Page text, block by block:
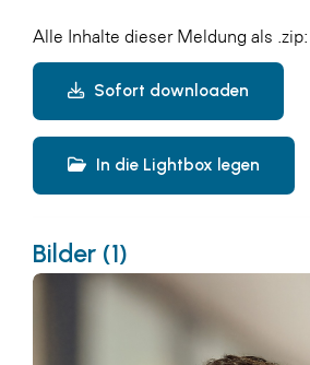
Alle Inhalte dieser Meldung als .zip:
Sofort downloaden
In die Lightbox legen
Bilder (1)